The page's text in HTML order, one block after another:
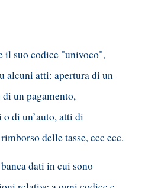
il suo codice "univoco",
alcuni atti: apertura di un
un pagamento,
di un’auto, atti di
delle tasse, ecc ecc.
dati in cui sono